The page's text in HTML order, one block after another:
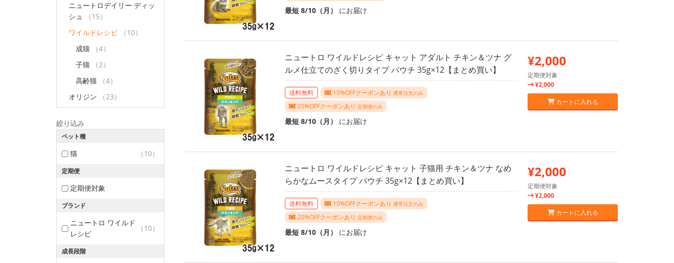
ニュートロデイリー ディッ
シュ
（15）
ワイルドレシピ
（10）
成猫
（4）
子猫
（2）
高齢猫
（4）
オリジン
（23）
絞り込み
ペット種
猫 （10）
定期便
定期便対象
ブランド
ニュートロ ワイルド
レシピ
（10）
成長段階
最短 8/10（月） にお届け
ニュートロ ワイルドレシピ キャット アダルト チキン＆ツナ グ
ルメ仕立てのざく切りタイプ パウチ 35g×12【まとめ買い】
送料無料 10%OFFクーポンあり 通常注文のみ
20%OFFクーポンあり 定期便のみ
最短 8/10（月） にお届け
¥2,000
定期便対象
¥2,000
カートに入れる
ニュートロ ワイルドレシピ キャット 子猫用 チキン＆ツナ なめ
らかなムースタイプ パウチ 35g×12【まとめ買い】
送料無料 10%OFFクーポンあり 通常注文のみ
20%OFFクーポンあり 定期便のみ
最短 8/10（月） にお届け
¥2,000
定期便対象
¥2,000
カートに入れる